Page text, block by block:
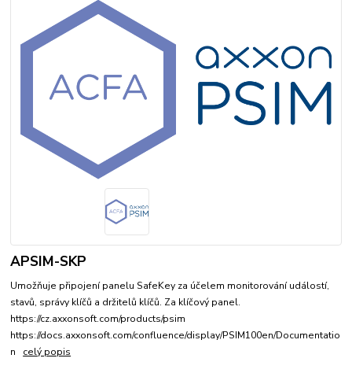
APSIM-SKP
Umožňuje připojení panelu SafeKey za účelem monitorování událostí,
stavů, správy klíčů a držitelů klíčů. Za klíčový panel.
https://cz.axxonsoft.com/products/psim
https://docs.axxonsoft.com/confluence/display/PSIM100en/Documentatio
n celý popis